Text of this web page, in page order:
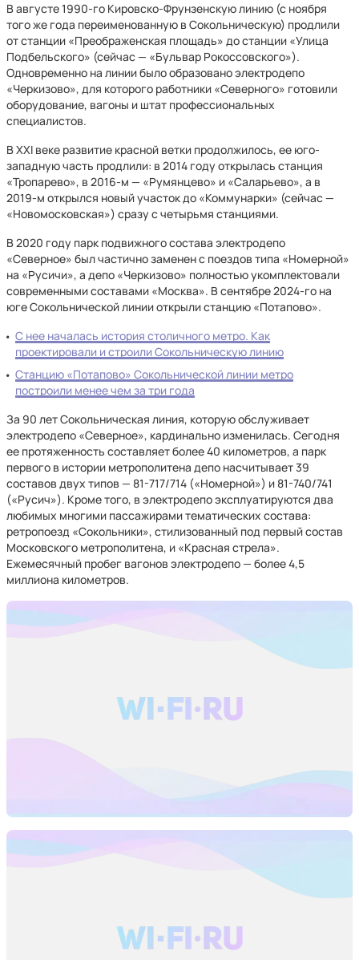
В августе 1990-го Кировско-Фрунзенскую линию (с ноября
того же года переименованную в Сокольническую) продлили
от станции «Преображенская площадь» до станции «Улица
Подбельского» (сейчас — «Бульвар Рокоссовского»).
Одновременно на линии было образовано электродепо
«Черкизово», для которого работники «Северного» готовили
оборудование, вагоны и штат профессиональных
специалистов.
B XXI веке развитие красной ветки продолжилось, ее юго-
западную часть продлили: в 2014 году открылась станция
«Тропарево», в 2016-м — «Румянцево» и «Саларьево», а в
2019-м открылся новый участок до «Коммунарки» (сейчас —
«Новомосковская») сразу с четырьмя станциями.
В 2020 году парк подвижного состава электродепо
«Северное» был частично заменен с поездов типа «Номерной»
на «Русичи», а депо «Черкизово» полностью укомплектовали
современными составами «Москва». В сентябре 2024-го на
юге Сокольнической линии открыли станцию «Потапово».
С нее началась история столичного метро. Как
проектировали и строили Сокольническую линию
Станцию «Потапово» Сокольнической линии метро
построили менее чем за три года
За 90 лет Сокольническая линия, которую обслуживает
электродепо «Северное», кардинально изменилась. Сегодня
ее протяженность составляет более 40 километров, а парк
первого в истории метрополитена депо насчитывает 39
составов двух типов — 81-717/714 («Номерной») и 81-740/741
(«Русич»). Кроме того, в электродепо эксплуатируются два
любимых многими пассажирами тематических состава:
ретропоезд «Сокольники», стилизованный под первый состав
Московского метрополитена, и «Красная стрела».
Ежемесячный пробег вагонов электродепо — более 4,5
миллиона километров.